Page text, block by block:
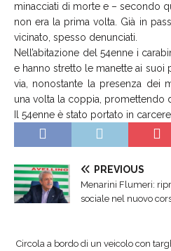
minacciati di morte e – secondo
non era la prima volta. Già in
vicinato, spesso denunciati.
Nell’abitazione del 54enne i
e hanno stretto le manette ai suoi
via, nonostante la presenza dei
una volta la coppia, promettendo
Il 54enne è stato portato in
PREVIOUS
Menarini Flumeri:
sociale nel nuovo
Circola a bordo di un veicolo con